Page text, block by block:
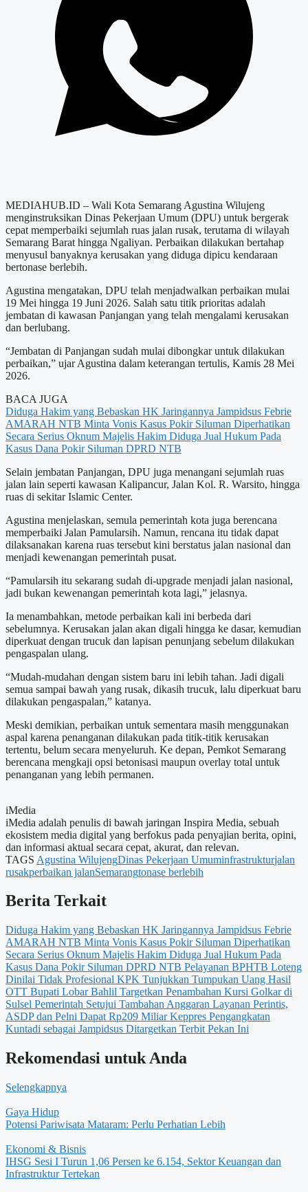
MEDIAHUB.ID – Wali Kota Semarang Agustina Wilujeng
menginstruksikan Dinas Pekerjaan Umum (DPU) untuk bergerak
cepat memperbaiki sejumlah ruas jalan rusak, terutama di wilayah
Semarang Barat hingga Ngaliyan. Perbaikan dilakukan bertahap
menyusul banyaknya kerusakan yang diduga dipicu kendaraan
bertonase berlebih.
Agustina mengatakan, DPU telah menjadwalkan perbaikan mulai
19 Mei hingga 19 Juni 2026. Salah satu titik prioritas adalah
jembatan di kawasan Panjangan yang telah mengalami kerusakan
dan berlubang.
“Jembatan di Panjangan sudah mulai dibongkar untuk dilakukan
perbaikan,” ujar Agustina dalam keterangan tertulis, Kamis 28 Mei
2026.
BACA JUGA
Diduga Hakim yang Bebaskan HK Jaringannya Jampidsus Febrie
AMARAH NTB Minta Vonis Kasus Pokir Siluman Diperhatikan
Secara Serius Oknum Majelis Hakim Diduga Jual Hukum Pada
Kasus Dana Pokir Siluman DPRD NTB
Selain jembatan Panjangan, DPU juga menangani sejumlah ruas
jalan lain seperti kawasan Kalipancur, Jalan Kol. R. Warsito, hingga
ruas di sekitar Islamic Center.
Agustina menjelaskan, semula pemerintah kota juga berencana
memperbaiki Jalan Pamularsih. Namun, rencana itu tidak dapat
dilaksanakan karena ruas tersebut kini berstatus jalan nasional dan
menjadi kewenangan pemerintah pusat.
“Pamularsih itu sekarang sudah di-upgrade menjadi jalan nasional,
jadi bukan kewenangan pemerintah kota lagi,” jelasnya.
Ia menambahkan, metode perbaikan kali ini berbeda dari
sebelumnya. Kerusakan jalan akan digali hingga ke dasar, kemudian
diperkuat dengan trucuk dan lapisan penunjang sebelum dilakukan
pengaspalan ulang.
“Mudah-mudahan dengan sistem baru ini lebih tahan. Jadi digali
semua sampai bawah yang rusak, dikasih trucuk, lalu diperkuat baru
dilakukan pengaspalan,” katanya.
Meski demikian, perbaikan untuk sementara masih menggunakan
aspal karena penanganan dilakukan pada titik-titik kerusakan
tertentu, belum secara menyeluruh. Ke depan, Pemkot Semarang
berencana mengkaji opsi betonisasi maupun overlay total untuk
penanganan yang lebih permanen.
iMedia
iMedia adalah penulis di bawah jaringan Inspira Media, sebuah
ekosistem media digital yang berfokus pada penyajian berita, opini,
dan informasi aktual secara cepat, akurat, dan relevan.
TAGS Agustina WilujengDinas Pekerjaan Umuminfrastrukturjalan
rusakperbaikan jalanSemarangtonase berlebih
Berita Terkait
Diduga Hakim yang Bebaskan HK Jaringannya Jampidsus Febrie
AMARAH NTB Minta Vonis Kasus Pokir Siluman Diperhatikan
Secara Serius Oknum Majelis Hakim Diduga Jual Hukum Pada
Kasus Dana Pokir Siluman DPRD NTB Pelayanan BPHTB Loteng
Dinilai Tidak Profesional KPK Tunjukkan Tumpukan Uang Hasil
OTT Bupati LobarBahlil Targetkan Penambahan Kursi Golkar di
Sulsel Pemerintah Setujui Tambahan Anggaran Layanan Perintis,
ASDP dan Pelni Dapat Rp209 MiliarKeppres Pengangkatan
Kuntadi sebagai Jampidsus Ditargetkan Terbit Pekan Ini
Rekomendasi untuk Anda
Selengkapnya
Gaya Hidup
Potensi Pariwisata Mataram: Perlu Perhatian Lebih
Ekonomi & Bisnis
IHSG Sesi I Turun 1,06 Persen ke 6.154, Sektor Keuangan dan
Infrastruktur Tertekan